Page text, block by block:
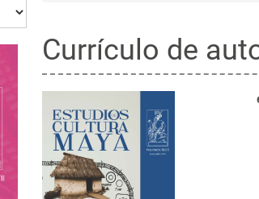
Currículo de
Barra
lateral
del
artículo